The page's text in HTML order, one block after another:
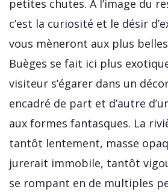
petites chutes. A l’image du
c’est la curiosité et le désir
vous mèneront aux plus
Buèges se fait ici plus
visiteur s’égarer dans un
encadré de part et d’autre
aux formes fantasques. La
tantôt lentement, masse
jurerait immobile, tantôt
se rompant en de multiples